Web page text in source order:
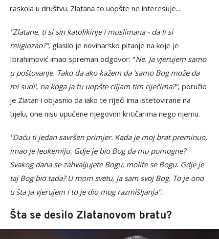
raskola u društvu. Zlatana to uopšte ne interesuje...
"Zlatane, ti si sin katolikinje i muslimana - da li si
religiozan?", glasilo je novinarsko pitanje na koje je
Ibrahimović imao spreman odgovor: "Ne. Ja vjerujem samo
u poštovanje. Tako da ako kažem da 'samo Bog može da
mi sudi', na koga ja tu uopšte ciljam tim riječima?", poručio
je Zlatan i objasnio da iako te riječi ima istetovirane na
tijelu, one nisu upućene njegovim kritičarima nego njemu.
"Daću ti jedan savršen primjer. Kada je moj brat preminuo,
imao je leukemiju. Gdje je bio Bog da mu pomogne?
Svakog dana se zahvaljujete Bogu, molite se Bogu. Gdje je
taj Bog bio tada? U mom svetu, ja sam svoj Bog. To je ono
u šta ja vjerujem i to je dio mog razmišljanja".
Šta se desilo Zlatanovom bratu?